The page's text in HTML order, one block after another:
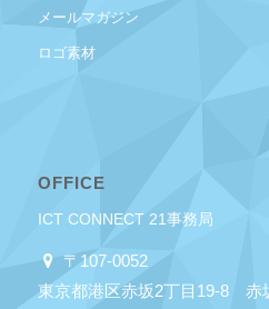
メールマガジン
ロゴ素材
OFFICE
ICT CONNECT 21事務局
〒107-0052
東京都港区赤坂2丁目19-8 赤